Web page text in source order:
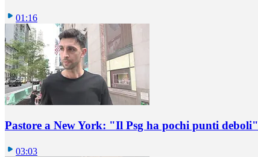
01:16
Pastore a New York: "Il Psg ha pochi punti deboli"
03:03